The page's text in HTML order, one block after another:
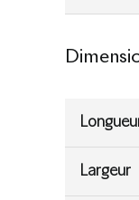
Largeur